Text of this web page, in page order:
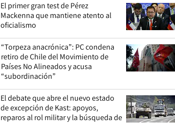
El primer gran test de Pérez
Mackenna que mantiene atento al
oficialismo
“Torpeza anacrónica”: PC condena
retiro de Chile del Movimiento de
Países No Alineados y acusa
“subordinación”
El debate que abre el nuevo estado
de excepción de Kast: apoyos,
reparos al rol militar y la búsqueda de